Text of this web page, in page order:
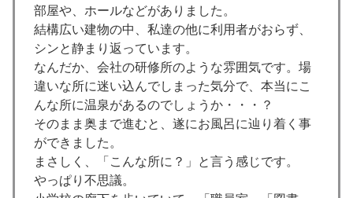
部屋や、ホールなどがありました。
結構広い建物の中、私達の他に利用者がおらず、
シンと静まり返っています。
なんだか、会社の研修所のような雰囲気です。場
違いな所に迷い込んでしまった気分で、本当にこ
んな所に温泉があるのでしょうか・・・？
そのまま奥まで進むと、遂にお風呂に辿り着く事
ができました。
まさしく、「こんな所に？」と言う感じです。
やっぱり不思議。